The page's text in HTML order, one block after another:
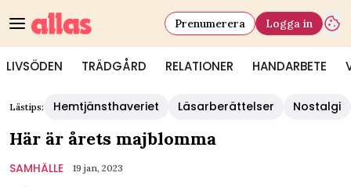
LIVSÖDEN TRÄDGÅRD RELATIONER HANDARBETE
Prenumerera Logga in
Lästips: Hemtjänsthaveriet Läsarberättelser Nostalgi
Här är årets majblomma
SAMHÄLLE 19 jan, 2023